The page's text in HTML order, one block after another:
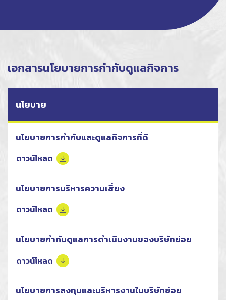
เอกสารนโยบายการกำกับดูแลกิจการ
นโยบาย
นโยบายการกำกับและดูแลกิจการที่ดี
ดาวน์โหลด
นโยบายการบริหารความเสี่ยง
ดาวน์โหลด
นโยบายกำกับดูแลการดำเนินงานของบริษัทย่อย
ดาวน์โหลด
นโยบายการลงทุนและบริหารงานในบริษัทย่อย